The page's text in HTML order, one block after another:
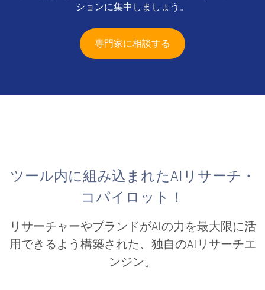
ションに集中しましょう。
専門家に相談する
ツール内に組み込まれたAIリサーチ・
コパイロット！
リサーチャーやブランドがAIの力を最大限に活
用できるよう構築された、独自のAIリサーチエ
ンジン。